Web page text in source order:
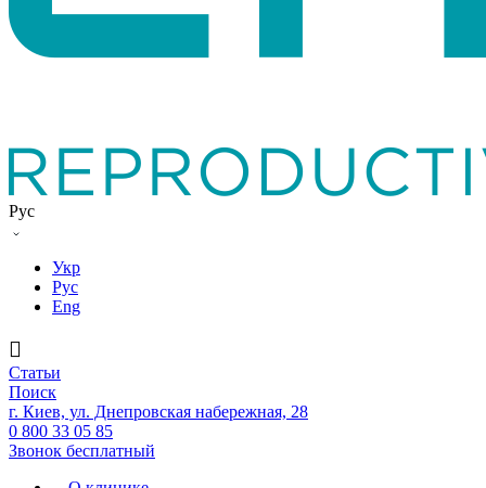
Рус
Укр
Рус
Eng
Статьи
Поиск
г. Киев, ул. Днепровская набережная, 28
0 800 33 05 85
Звонок бесплатный